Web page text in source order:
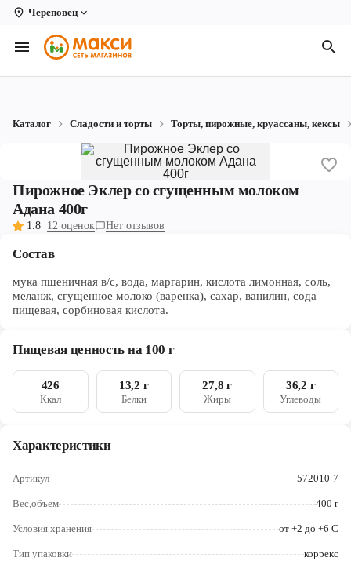
Череповец
Вологда
Архангельск
Коряжма
Котлас
Рыбинск
Череповец
Ярославль
Каталог Сладости и торты Торты, пирожные, круассаны, кексы
Пирожное Эклер со сгущенным молоком
Адана 400г
1.8 12 оценок Нет отзывов
Состав
мука пшеничная в/с, вода, маргарин, кислота лимонная, соль,
меланж, сгущенное молоко (варенка), сахар, ванилин, сода
пищевая, сорбиновая кислота.
Пищевая ценность на 100 г
426
Ккал
13,2 г
Белки
27,8 г
Жиры
36,2 г
Углеводы
Характеристики
Артикул 572010-7
Вес,объем 400 г
Условия хранения от +2 до +6 C
Тип упаковки коррекс